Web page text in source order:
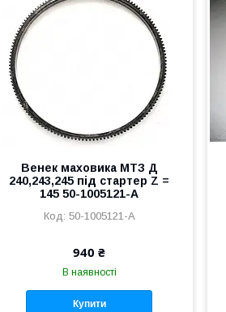
Венек маховика МТЗ Д
240,243,245 під стартер Z =
145 50-1005121-А
50-1005121-А
940 ₴
В наявності
Купити